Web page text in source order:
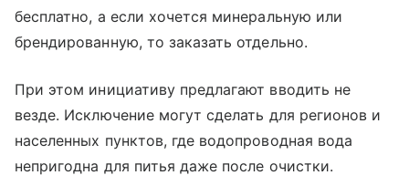
бесплатно, а если хочется минеральную или
брендированную, то заказать отдельно.
При этом инициативу предлагают вводить не
везде. Исключение могут сделать для регионов и
населенных пунктов, где водопроводная вода
непригодна для питья даже после очистки.